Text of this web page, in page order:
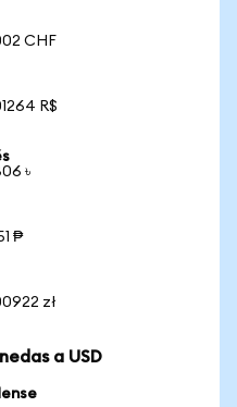
CHF
R$
৳
₱
zł
a USD